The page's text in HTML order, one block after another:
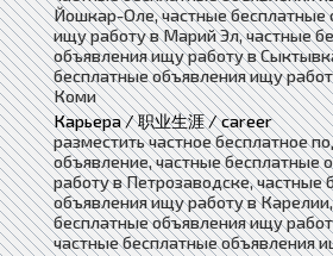
Йошкар-Оле, частные бесплатные
ищу работу в Марий Эл, частные
объявления ищу работу в
бесплатные объявления ищу
Коми
Карьера / 职业生涯 / career
разместить частное бесплатное
объявление, частные бесплатные
работу в Петрозаводске, частные
объявления ищу работу в
бесплатные объявления ищу
частные бесплатные объявления